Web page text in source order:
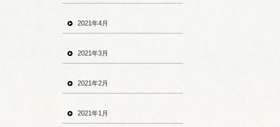
2021年4月
2021年3月
2021年2月
2021年1月